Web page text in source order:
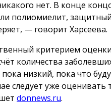
нет. В конце
полиомиелит,
— говорит Харсеева.
критерием
количества
низкий, пока что
следует уже оценивать
donnews.ru.